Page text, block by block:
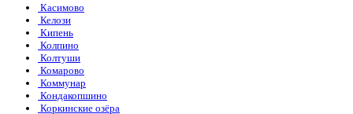
Касимово
Келози
Кипень
Колпино
Колтуши
Комарово
Коммунар
Кондакопшино
Коркинские озёра